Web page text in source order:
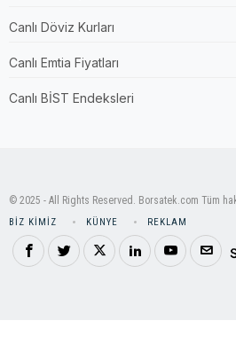
Canlı Döviz Kurları
Canlı Emtia Fiyatları
Canlı BİST Endeksleri
© 2025 - All Rights Reserved. Borsatek.com Tüm
BIZ KIMIZ KÜNYE REKLAM